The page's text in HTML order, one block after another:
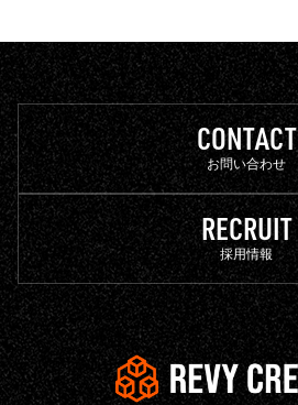
CONTACT
お問い合わせ
RECRUIT
採用情報